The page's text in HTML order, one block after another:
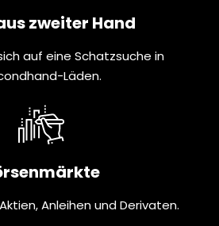
zweiter Hand
auf eine Schatzsuche in
Läden.
Anleihen und Derivaten.